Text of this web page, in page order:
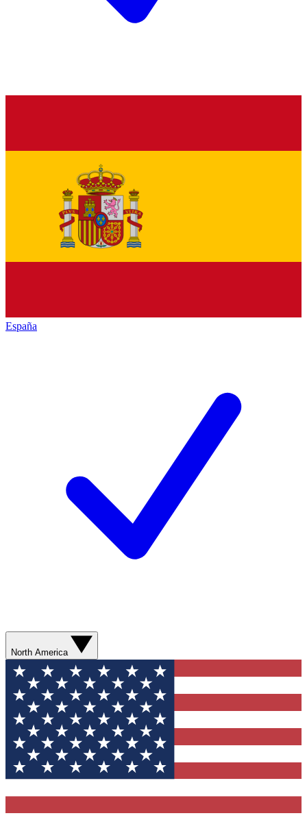
España
North America